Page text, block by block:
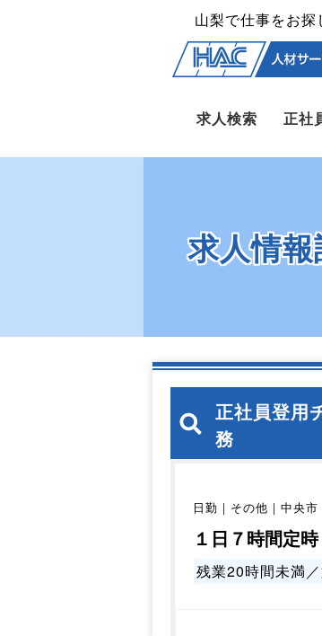
山梨で仕事をお探
求人検索 正社
求人情
正社員登用
務
日勤｜その他｜中央市
１日７時間定
残業20時間未満